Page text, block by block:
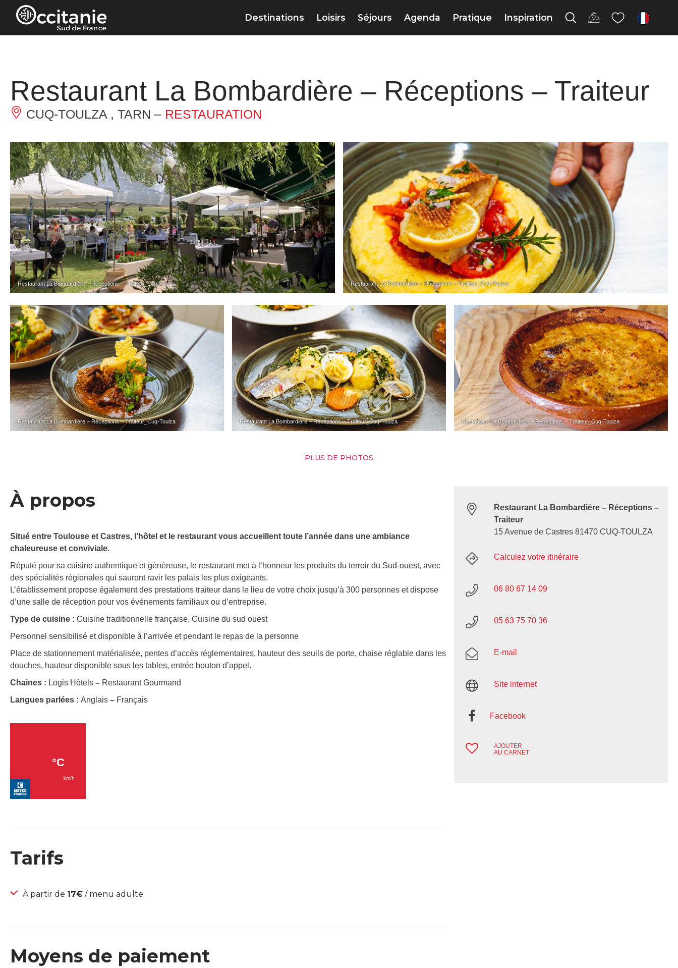
Panneau de gestion des cookies
Destinations Loisirs Séjours Agenda Pratique Inspiration fr
Restaurant La Bombardière – Réceptions – Traiteur
CUQ-TOULZA , TARN – RESTAURATION
Restaurant La Bombardière – Réceptions – Traiteur_Cuq-Toulza Restaurant La Bombardière – Réceptions – Traiteur_Cuq-Toulza
Restaurant La Bombardière – Réceptions – Traiteur_Cuq-Toulza Restaurant La Bombardière – Réceptions – Traiteur_Cuq-Toulza Restaurant La Bombardière – Réceptions – Traiteur_Cuq-Toulza
PLUS DE PHOTOS
À propos
Situé entre Toulouse et Castres, l’hôtel et le restaurant vous accueillent toute l’année dans une ambiance
chaleureuse et conviviale.
Réputé pour sa cuisine authentique et généreuse, le restaurant met à l’honneur les produits du terroir du Sud-ouest, avec
des spécialités régionales qui sauront ravir les palais les plus exigeants.
L’établissement propose également des prestations traiteur dans le lieu de votre choix jusqu’à 300 personnes et dispose
d’une salle de réception pour vos événements familiaux ou d’entreprise.
Type de cuisine : Cuisine traditionnelle française, Cuisine du sud ouest
Personnel sensibilisé et disponible à l’arrivée et pendant le repas de la personne
Place de stationnement matérialisée, pentes d’accès réglementaires, hauteur des seuils de porte, chaise réglable dans les
douches, hauteur disponible sous les tables, entrée bouton d’appel.
Chaines : Logis Hôtels – Restaurant Gourmand
Langues parlées : Anglais – Français
Tarifs
À partir de 17€ / menu adulte
Moyens de paiement
Restaurant La Bombardière – Réceptions –
Traiteur
15 Avenue de Castres 81470 CUQ-TOULZA
Calculez votre itinéraire
06 80 67 14 09
05 63 75 70 36
E-mail
Site internet
Facebook
AJOUTER
AU CARNET